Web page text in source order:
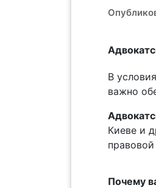
В
важно
Киеве и
Почему